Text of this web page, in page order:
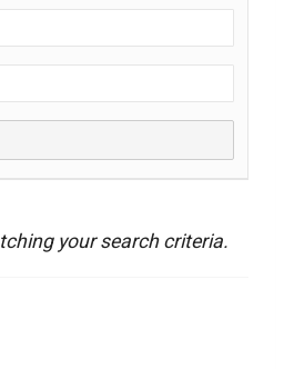
your search criteria.